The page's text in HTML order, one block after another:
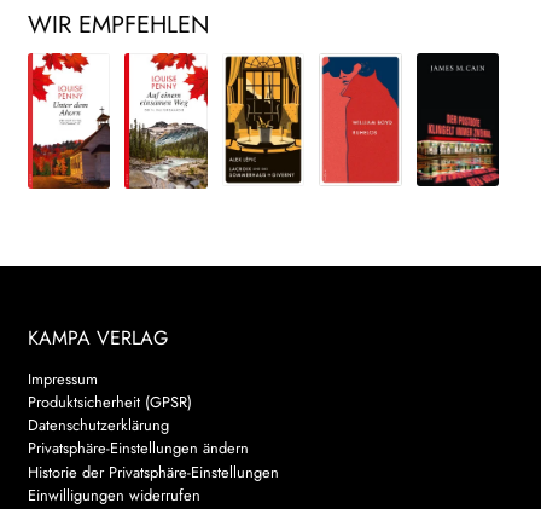
WIR EMPFEHLEN
KAMPA VERLAG
Impressum
Produktsicherheit (GPSR)
Datenschutzerklärung
Privatsphäre-Einstellungen ändern
Historie der Privatsphäre-Einstellungen
Einwilligungen widerrufen